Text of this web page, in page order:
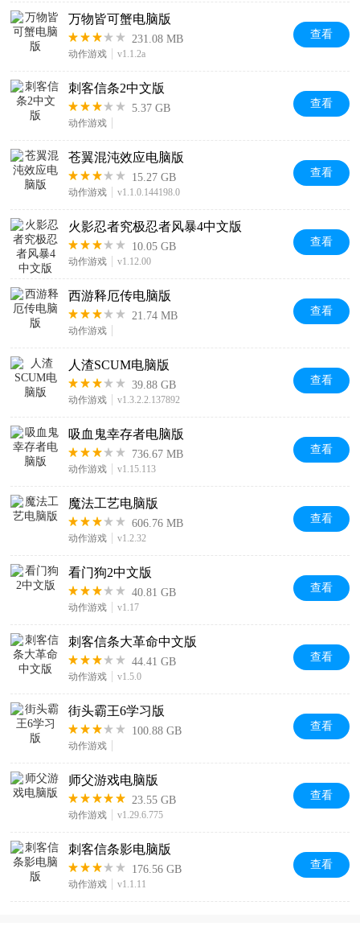
万物皆可蟹电脑版
231.08 MB
动作游戏 v1.1.2a
查看
刺客信条2中文版
5.37 GB
动作游戏
查看
苍翼混沌效应电脑版
15.27 GB
动作游戏 v1.1.0.144198.0
查看
火影忍者究极忍者风暴4中文版
10.05 GB
动作游戏 v1.12.00
查看
西游释厄传电脑版
21.74 MB
动作游戏
查看
人渣SCUM电脑版
39.88 GB
动作游戏 v1.3.2.2.137892
查看
吸血鬼幸存者电脑版
736.67 MB
动作游戏 v1.15.113
查看
魔法工艺电脑版
606.76 MB
动作游戏 v1.2.32
查看
看门狗2中文版
40.81 GB
动作游戏 v1.17
查看
刺客信条大革命中文版
44.41 GB
动作游戏 v1.5.0
查看
街头霸王6学习版
100.88 GB
动作游戏
查看
师父游戏电脑版
23.55 GB
动作游戏 v1.29.6.775
查看
刺客信条影电脑版
176.56 GB
动作游戏 v1.1.11
查看